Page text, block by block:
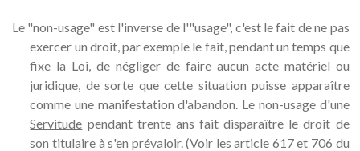
Le "non-usage" est l'inverse de l'"usage", c'est le fait de ne pas
exercer un droit, par exemple le fait, pendant un temps que
fixe la Loi, de négliger de faire aucun acte matériel ou
juridique, de sorte que cette situation puisse apparaître
comme une manifestation d'abandon. Le non-usage d'une
Servitude pendant trente ans fait disparaître le droit de
son titulaire à s'en prévaloir. (Voir les article 617 et 706 du